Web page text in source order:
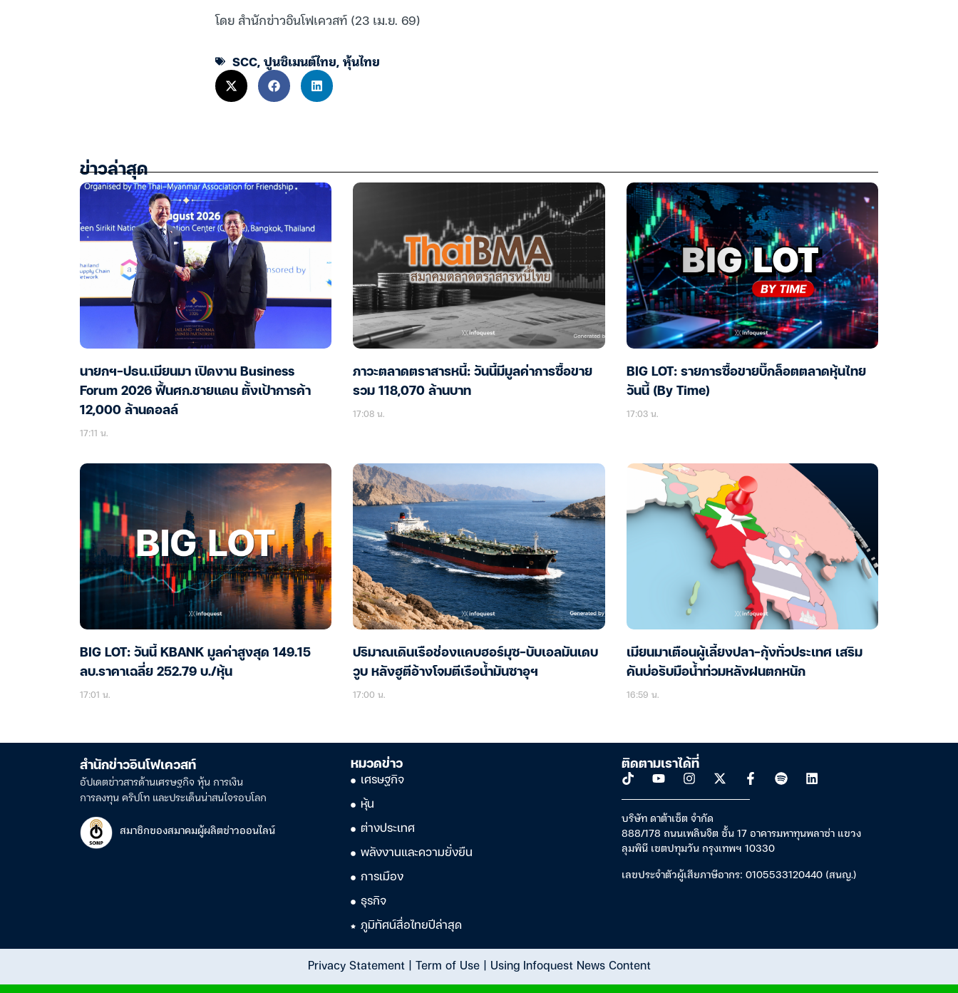
โดย สำนักข่าวอินโฟเควสท์ (23 เม.ย. 69)
SCC,ปูนซิเมนต์ไทย,หุ้นไทย
ข่าวล่าสุด
นายกฯ-ปธน.เมียนมา เปิดงาน Business
Forum 2026 ฟื้นศก.ชายแดน ตั้งเป้าการค้า
12,000 ล้านดอลล์
17:11 น.
ภาวะตลาดตราสารหนี้: วันนี้มีมูลค่าการซื้อขาย
รวม 118,070 ล้านบาท
17:08 น.
BIG LOT: รายการซื้อขายบิ๊กล็อตตลาดหุ้นไทย
วันนี้ (By Time)
17:03 น.
BIG LOT: วันนี้ KBANK มูลค่าสูงสุด 149.15
ลบ.ราคาเฉลี่ย 252.79 บ./หุ้น
17:01 น.
ปริมาณเดินเรือช่องแคบฮอร์มุซ-บับเอลมันเดบ
วูบ หลังฮูตีอ้างโจมตีเรือน้ำมันซาอุฯ
17:00 น.
เมียนมาเตือนผู้เลี้ยงปลา-กุ้งทั่วประเทศ เสริม
คันบ่อรับมือน้ำท่วมหลังฝนตกหนัก
16:59 น.
สำนักข่าวอินโฟเควสท์
อัปเดตข่าวสารด้านเศรษฐกิจ หุ้น การเงิน
การลงทุน คริปโท และประเด็นน่าสนใจรอบโลก
สมาชิกของสมาคมผู้ผลิตข่าวออนไลน์
หมวดข่าว
เศรษฐกิจ
หุ้น
ต่างประเทศ
พลังงานและความยั่งยืน
การเมือง
ธุรกิจ
ภูมิทัศน์สื่อไทยปีล่าสุด
ติดตามเราได้ที่
บริษัท ดาต้าเซ็ต จำกัด
888/178 ถนนเพลินจิต ชั้น 17 อาคารมหาทุนพลาซ่า แขวง
ลุมพินี เขตปทุมวัน กรุงเทพฯ 10330
เลขประจำตัวผู้เสียภาษีอากร: 0105533120440 (สนญ.)
Privacy Statement| Term of Use| Using Infoquest News Content